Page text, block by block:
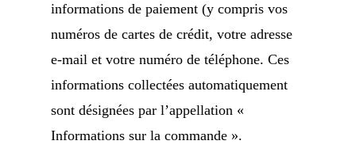
informations de paiement (y compris vos
numéros de cartes de crédit, votre adresse
e-mail et votre numéro de téléphone. Ces
informations collectées automatiquement
sont désignées par l’appellation «
Informations sur la commande ».